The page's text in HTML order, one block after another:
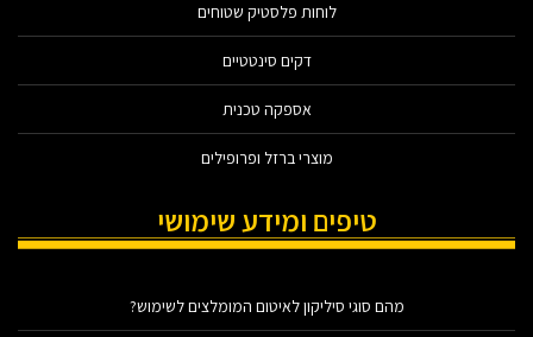
לוחות פלסטיק שטוחים
דקים סינטטיים
אספקה טכנית
מוצרי ברזל ופרופילים
טיפים ומידע שימושי
מהם סוגי סיליקון לאיטום המומלצים לשימוש?